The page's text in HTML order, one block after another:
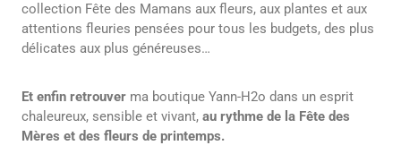
collection Fête des Mamans aux fleurs, aux plantes et aux
attentions fleuries pensées pour tous les budgets, des plus
délicates aux plus généreuses…
Et enfin retrouver ma boutique Yann-H2o dans un esprit
chaleureux, sensible et vivant, au rythme de la Fête des
Mères et des fleurs de printemps.